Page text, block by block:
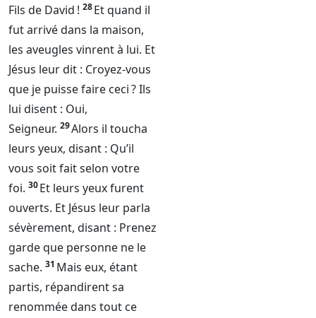
Fils de David ! 28Et quand il
fut arrivé dans la maison,
les aveugles vinrent à lui. Et
Jésus leur dit : Croyez-vous
que je puisse faire ceci ? Ils
lui disent : Oui,
Seigneur. 29Alors il toucha
leurs yeux, disant : Qu’il
vous soit fait selon votre
foi. 30Et leurs yeux furent
ouverts. Et Jésus leur parla
sévèrement, disant : Prenez
garde que personne ne le
sache. 31 Mais eux, étant
partis, répandirent sa
renommée dans tout ce